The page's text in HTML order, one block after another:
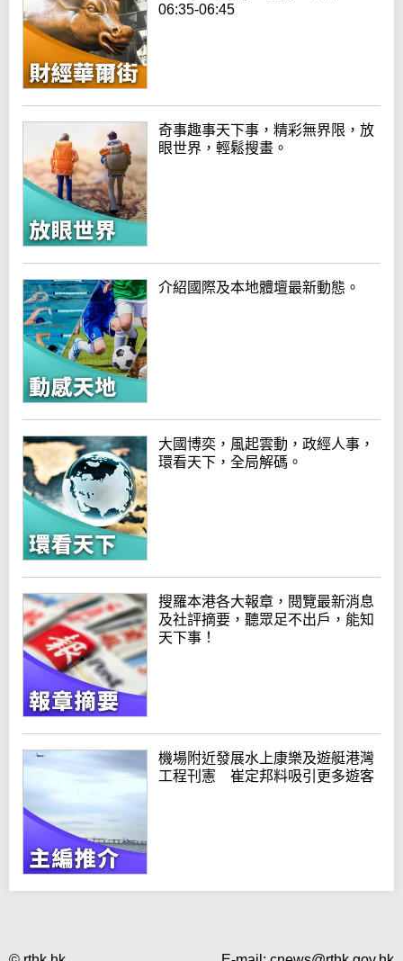
06:35-06:45
奇事趣事天下事，精彩無界限，放
眼世界，輕鬆搜畫。
介紹國際及本地體壇最新動態。
大國博奕，風起雲動，政經人事，
環看天下，全局解碼。
搜羅本港各大報章，閱覽最新消息
及社評摘要，聽眾足不出戶，能知
天下事！
機場附近發展水上康樂及遊艇港灣
工程刊憲 崔定邦料吸引更多遊客